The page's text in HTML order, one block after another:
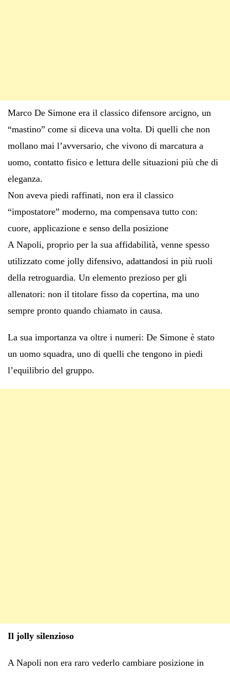
Marco De Simone era il classico difensore arcigno, un
“mastino” come si diceva una volta. Di quelli che non
mollano mai l’avversario, che vivono di marcatura a
uomo, contatto fisico e lettura delle situazioni più che di
eleganza.
Non aveva piedi raffinati, non era il classico
“impostatore” moderno, ma compensava tutto con:
cuore, applicazione e senso della posizione
A Napoli, proprio per la sua affidabilità, venne spesso
utilizzato come jolly difensivo, adattandosi in più ruoli
della retroguardia. Un elemento prezioso per gli
allenatori: non il titolare fisso da copertina, ma uno
sempre pronto quando chiamato in causa.
La sua importanza va oltre i numeri: De Simone è stato
un uomo squadra, uno di quelli che tengono in piedi
l’equilibrio del gruppo.
Il jolly silenzioso
A Napoli non era raro vederlo cambiare posizione in